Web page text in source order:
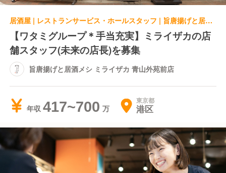
居酒屋 | レストランサービス・ホールスタッフ | 旨唐揚げと居酒メシ ミライザカ 青山外苑前店
【ワタミグループ＊手当充実】ミライザカの店
舗スタッフ(未来の店長)を募集
旨唐揚げと居酒メシ ミライザカ 青山外苑前店
年収 417~700 東京都
港区